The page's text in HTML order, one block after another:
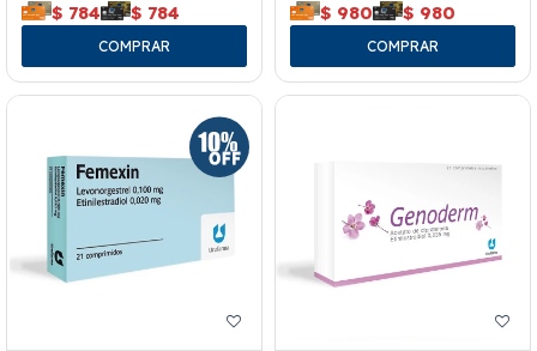
$ 784 $ 784 $ 980 $ 980